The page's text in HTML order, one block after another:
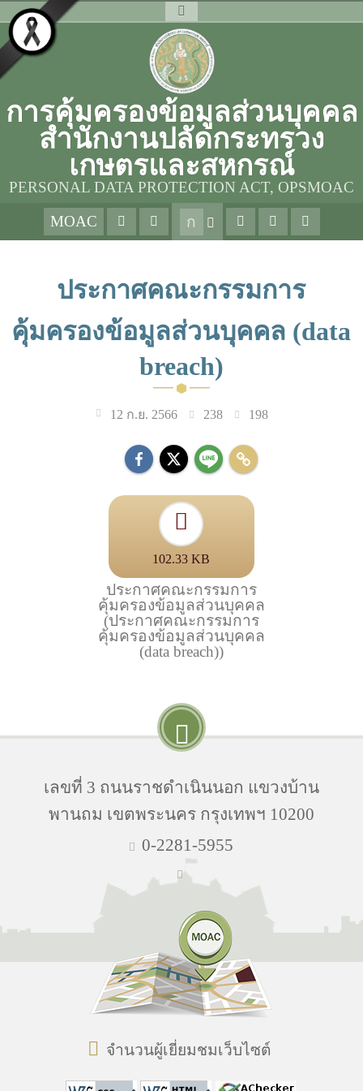
การคุ้มครองข้อมูลส่วนบุคคล
สำนักงานปลัดกระทรวง
เกษตรและสหกรณ์
PERSONAL DATA PROTECTION ACT, OPSMOAC
MOAC
ก
ประกาศคณะกรรมการ
คุ้มครองข้อมูลส่วนบุคคล (data
breach)
12 ก.ย. 2566 238 198
102.33 KB
ประกาศคณะกรรมการ
คุ้มครองข้อมูลส่วนบุคคล
(ประกาศคณะกรรมการ
คุ้มครองข้อมูลส่วนบุคคล
(data breach))
เลขที่ 3 ถนนราชดำเนินนอก แขวงบ้าน
พานถม เขตพระนคร กรุงเทพฯ 10200
0-2281-5955
จำนวนผู้เยี่ยมชมเว็บไซต์